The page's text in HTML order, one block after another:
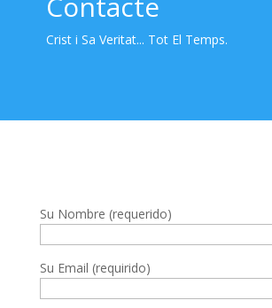
Crist i Sa Veritat... Tot El Temps.
Su Nombre (requerido)
Su Email (requirido)